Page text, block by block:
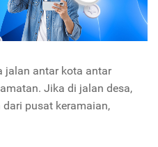
jalan antar kota antar
Jika di jalan desa,
pusat keramaian,